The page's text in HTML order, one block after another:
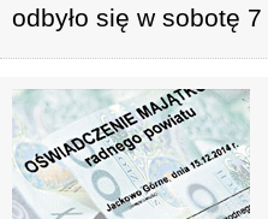
odbyło się w sobotę